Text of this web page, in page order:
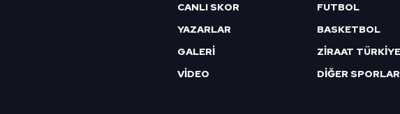
CANLI SKOR
YAZARLAR
GALERİ
VİDEO
FUTBOL
BASKETBOL
DİĞER SPORLAR